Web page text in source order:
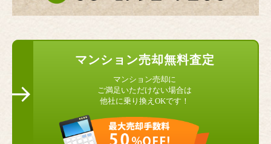
マンション売却無料査定
マンション売却に
ご満足いただけない場合は
他社に乗り換えOKです！